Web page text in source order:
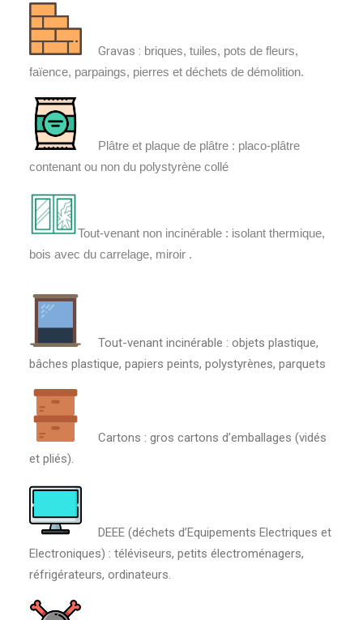
Gravas : briques, tuiles, pots de fleurs,
faïence, parpaings, pierres et déchets de démolition.
Plâtre et plaque de plâtre : placo-plâtre
contenant ou non du polystyrène collé
Tout-venant non incinérable : isolant thermique,
bois avec du carrelage, miroir .
Tout-venant incinérable : objets plastique,
bâches plastique, papiers peints, polystyrènes, parquets
Cartons : gros cartons d’emballages (vidés
et pliés).
DEEE (déchets d’Equipements Electriques et
Electroniques) : téléviseurs, petits électroménagers,
réfrigérateurs, ordinateurs.